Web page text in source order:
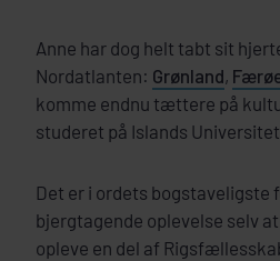
Anne har dog helt tabt sit
Nordatlanten: Grønland,
komme endnu tættere på
studeret på Islands
Det er i ordets bogstaveligste
bjergtagende oplevelse selv
opleve en del af